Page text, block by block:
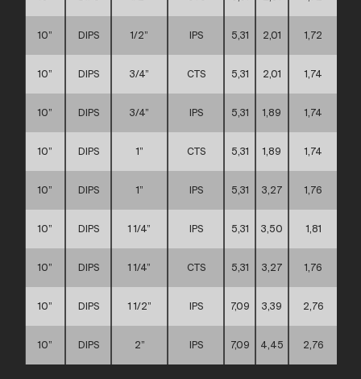
10” DIPS 1/2” IPS 5,31 2,01 1,72
10” DIPS 3/4” CTS 5,31 2,01 1,74
10” DIPS 3/4” IPS 5,31 1,89 1,74
10” DIPS 1” CTS 5,31 1,89 1,74
10” DIPS 1” IPS 5,31 3,27 1,76
10” DIPS 1 1/4” IPS 5,31 3,50 1,81
10” DIPS 1 1/4” CTS 5,31 3,27 1,76
10” DIPS 1 1/2” IPS 7,09 3,39 2,76
10” DIPS 2” IPS 7,09 4,45 2,76